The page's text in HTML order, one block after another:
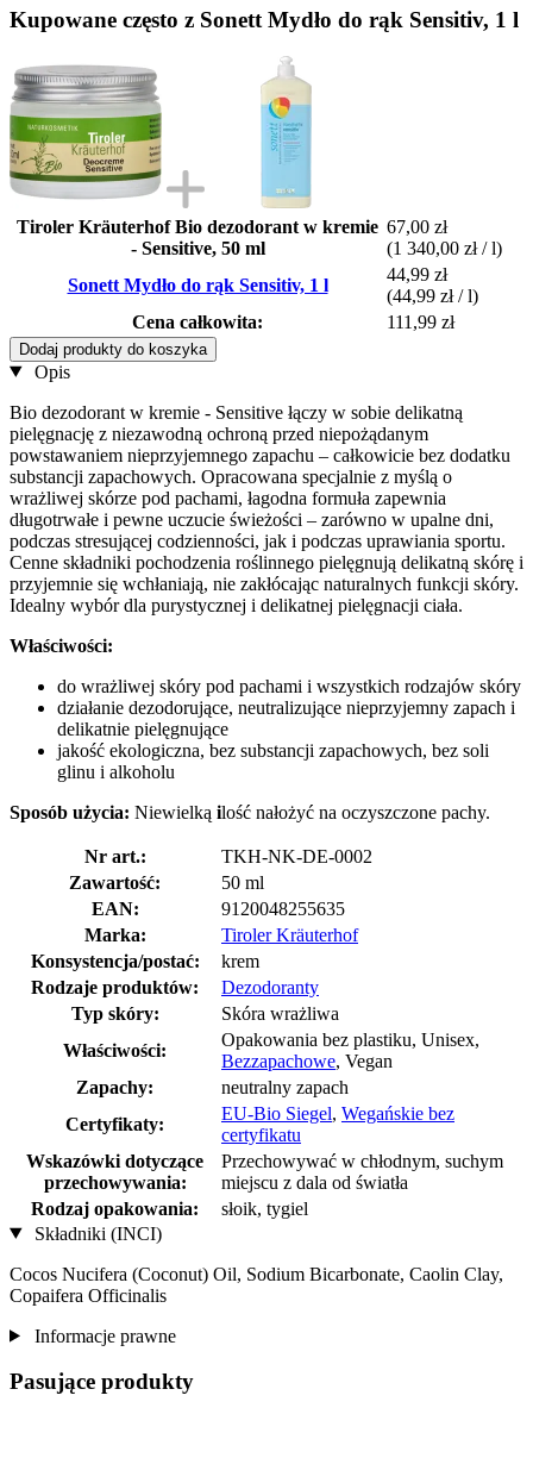
Kupowane często z Sonett Mydło do rąk Sensitiv, 1 l
Tiroler Kräuterhof Bio dezodorant w kremie
- Sensitive, 50 ml
67,00 zł
(1 340,00 zł / l)
Sonett Mydło do rąk Sensitiv, 1 l
44,99 zł
(44,99 zł / l)
Cena całkowita:
111,99 zł
Dodaj produkty do koszyka
Opis
Bio dezodorant w kremie - Sensitive łączy w sobie delikatną
pielęgnację z niezawodną ochroną przed niepożądanym
powstawaniem nieprzyjemnego zapachu – całkowicie bez dodatku
substancji zapachowych. Opracowana specjalnie z myślą o
wrażliwej skórze pod pachami, łagodna formuła zapewnia
długotrwałe i pewne uczucie świeżości – zarówno w upalne dni,
podczas stresującej codzienności, jak i podczas uprawiania sportu.
Cenne składniki pochodzenia roślinnego pielęgnują delikatną skórę i
przyjemnie się wchłaniają, nie zakłócając naturalnych funkcji skóry.
Idealny wybór dla purystycznej i delikatnej pielęgnacji ciała.
Właściwości:
do wrażliwej skóry pod pachami i wszystkich rodzajów skóry
działanie dezodorujące, neutralizujące nieprzyjemny zapach i
delikatnie pielęgnujące
jakość ekologiczna, bez substancji zapachowych, bez soli
glinu i alkoholu
Sposób użycia: Niewielką ilość nałożyć na oczyszczone pachy.
Nr art.:
TKH-NK-DE-0002
Zawartość:
50 ml
EAN:
9120048255635
Marka:
Tiroler Kräuterhof
Konsystencja/postać:
krem
Rodzaje produktów:
Dezodoranty
Typ skóry:
Skóra wrażliwa
Właściwości:
Opakowania bez plastiku, Unisex,
Bezzapachowe, Vegan
Zapachy:
neutralny zapach
Certyfikaty:
EU-Bio Siegel, Wegańskie bez
certyfikatu
Wskazówki dotyczące
przechowywania:
Przechowywać w chłodnym, suchym
miejscu z dala od światła
Rodzaj opakowania:
słoik, tygiel
Składniki (INCI)
Cocos Nucifera (Coconut) Oil, Sodium Bicarbonate, Caolin Clay,
Copaifera Officinalis
Informacje prawne
Pasujące produkty